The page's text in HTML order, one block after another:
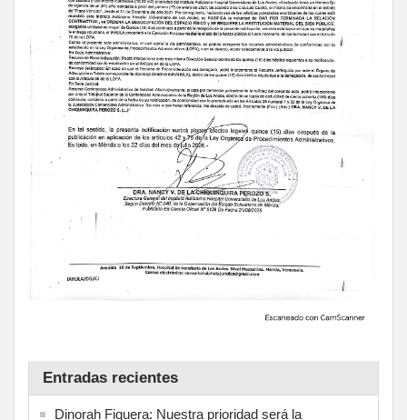
Entradas recientes
Dinorah Figuera: Nuestra prioridad será la